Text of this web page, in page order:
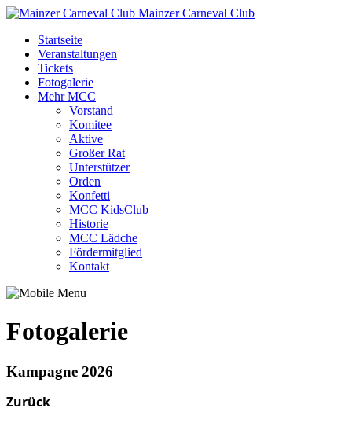
Mainzer Carneval Club
Startseite
Veranstaltungen
Tickets
Fotogalerie
Mehr MCC
Vorstand
Komitee
Aktive
Großer Rat
Unterstützer
Orden
Konfetti
MCC KidsClub
Historie
MCC Lädche
Fördermitglied
Kontakt
Fotogalerie
Kampagne 2026
Zurück